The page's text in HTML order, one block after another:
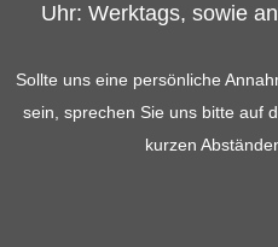
Uhr: Werktags, sowie
Sollte uns eine persönliche
sein, sprechen Sie uns bitte auf
kurzen